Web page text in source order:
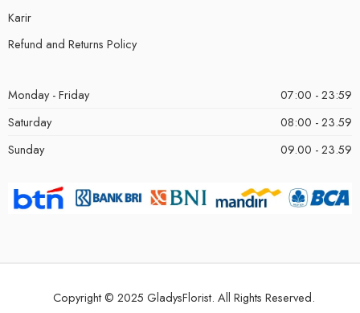
Karir
Refund and Returns Policy
Monday - Friday
07:00 - 23:59
Saturday
08:00 - 23.59
Sunday
09.00 - 23.59
Copyright © 2025 GladysFlorist. All Rights Reserved.